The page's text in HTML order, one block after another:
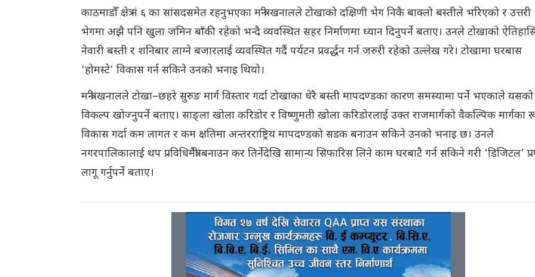
काठमाडौँ क्षेत्र नं ६ का सांसदसमेत रहनुभएका मन्त्री खनालले टोखाको दक्षिणी भेग निकै बाक्लो बस्तीले भरिएको र उत्तरी
भेगमा अझै पनि खुला जमिन बाँकी रहेको भन्दै व्यवस्थित सहर निर्माणमा ध्यान दिनुपर्ने बताए। उनले टोखाको
नेवारी बस्ती र शनिबार लाग्ने बजारलाई व्यवस्थित गर्दै पर्यटन प्रवर्द्धन गर्न जरुरी रहेको उल्लेख गरे। टोखामा घरबास
‘होमस्टे’ विकास गर्न सकिने उनको भनाइ थियो।
मन्त्री खनालले टोखा–छहरे सुरुङ मार्ग विस्तार गर्दा टोखाका धेरै बस्ती मापदण्डका कारण समस्यामा पर्ने भएकाले यसको
विकल्प खोज्नुपर्ने बताए। साङ्ला खोला करिडोर र विष्णुमती खोला करिडोरलाई उक्त राजमार्गको वैकल्पिक मार्गका
विकास गर्दा कम लागत र कम क्षतिमा अन्तरराष्ट्रिय मापदण्डको सडक बनाउन सकिने उनको भनाइ छ। उनले
नगरपालिकालाई थप प्रविधिमैत्री बनाउन कर तिर्नेदेखि सामान्य सिफारिस लिने काम घरबाटै गर्न सकिने गरी ‘डिजिटल’
लागू गर्नुपर्ने बताए।